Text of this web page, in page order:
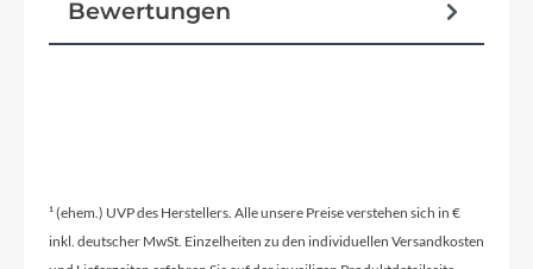
Bewertungen
¹ (ehem.) UVP des Herstellers. Alle unsere Preise verstehen sich in €
inkl. deutscher MwSt. Einzelheiten zu den individuellen Versandkosten